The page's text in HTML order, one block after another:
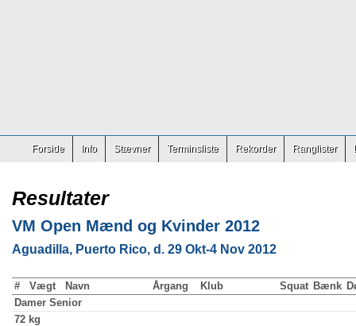
Forside Info Stævner Terminsliste Rekorder Ranglister
Resultater
VM Open Mænd og Kvinder 2012
Aguadilla, Puerto Rico, d. 29 Okt-4 Nov 2012
# Vægt Navn Årgang Klub Squat Bænk
Damer Senior
72 kg